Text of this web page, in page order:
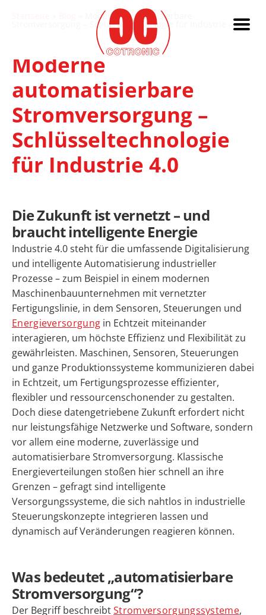
Moderne automatisierbare
Stromversorgung – Schlüsseltechnologie für Industrie 4.0
Moderne
automatisierbare
Stromversorgung –
Schlüsseltechnologie
für Industrie 4.0
Die Zukunft ist vernetzt – und
braucht intelligente Energie
Industrie 4.0 steht für die umfassende Digitalisierung
und intelligente Automatisierung industrieller
Prozesse – zum Beispiel in einem modernen
Maschinenbauunternehmen mit vernetzter
Fertigungslinie, in dem Sensoren, Steuerungen und
Energieversorgung in Echtzeit miteinander
interagieren, um höchste Effizienz und Flexibilität zu
gewährleisten. Maschinen, Sensoren, Steuerungen
und ganze Produktionssysteme kommunizieren dabei
in Echtzeit, um Fertigungsprozesse effizienter,
flexibler und ressourcenschonender zu gestalten.
Doch diese datengetriebene Zukunft erfordert nicht
nur leistungsfähige Netzwerke und Software, sondern
vor allem eine moderne, zuverlässige und
automatisierbare Stromversorgung. Klassische
Energieverteilungen stoßen hier schnell an ihre
Grenzen – gefragt sind intelligente
Versorgungssysteme, die sich nahtlos in industrielle
Steuerungskonzepte integrieren lassen und
dynamisch auf Veränderungen reagieren können.
Was bedeutet „automatisierbare
Stromversorgung“?
Der Begriff beschreibtStromversorgungssysteme,